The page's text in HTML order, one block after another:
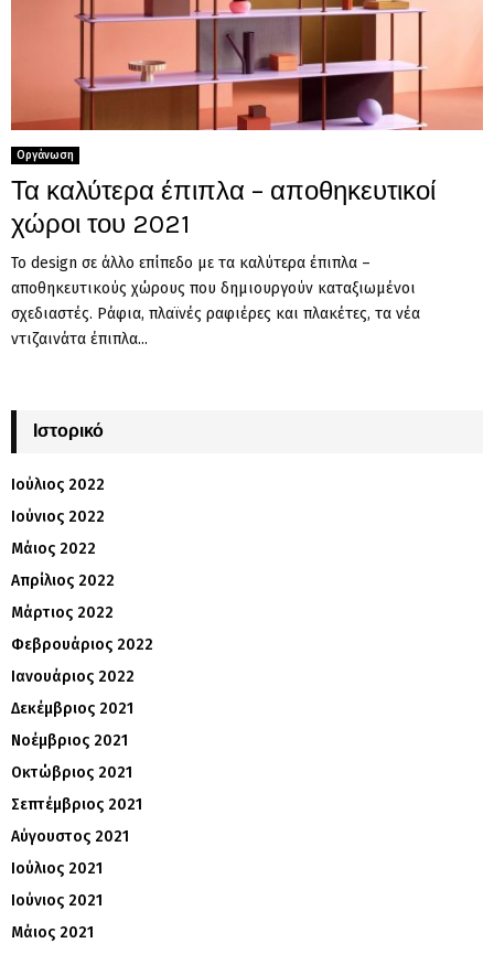
Οργάνωση
Τα καλύτερα έπιπλα – αποθηκευτικοί
χώροι του 2021
Το design σε άλλο επίπεδο με τα καλύτερα έπιπλα –
αποθηκευτικούς χώρους που δημιουργούν καταξιωμένοι
σχεδιαστές. Ράφια, πλαϊνές ραφιέρες και πλακέτες, τα νέα
ντιζαινάτα έπιπλα...
Ιστορικό
Ιούλιος 2022
Ιούνιος 2022
Μάιος 2022
Απρίλιος 2022
Μάρτιος 2022
Φεβρουάριος 2022
Ιανουάριος 2022
Δεκέμβριος 2021
Νοέμβριος 2021
Οκτώβριος 2021
Σεπτέμβριος 2021
Αύγουστος 2021
Ιούλιος 2021
Ιούνιος 2021
Μάιος 2021